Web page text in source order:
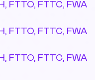
FTTO, FTTC, FWA
FTTO, FTTC, FWA
FTTO, FTTC, FWA